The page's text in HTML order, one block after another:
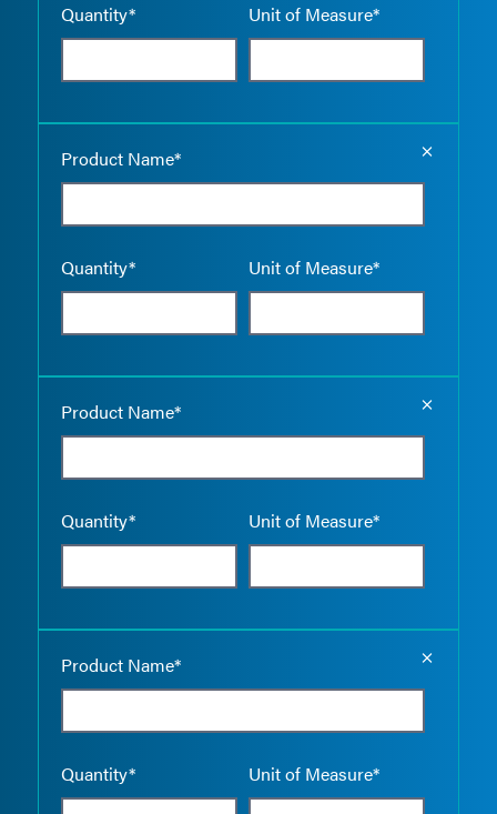
Quantity* Unit of Measure*
Product Name*
Quantity* Unit of Measure*
Product Name*
Quantity* Unit of Measure*
Product Name*
Quantity* Unit of Measure*